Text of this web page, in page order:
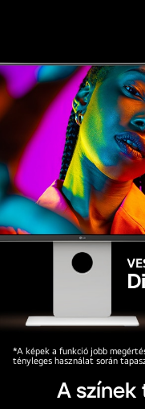
UltraFine
*A képek a funkció jobb
tényleges használat során
A színek